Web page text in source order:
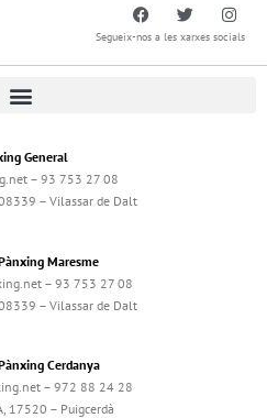
Segueix-nos a les xarxes socials
General
– 93 753 27 08
– Vilassar de Dalt
Maresme
– 93 753 27 08
– Vilassar de Dalt
Cerdanya
– 972 88 24 28
17520 – Puigcerdà